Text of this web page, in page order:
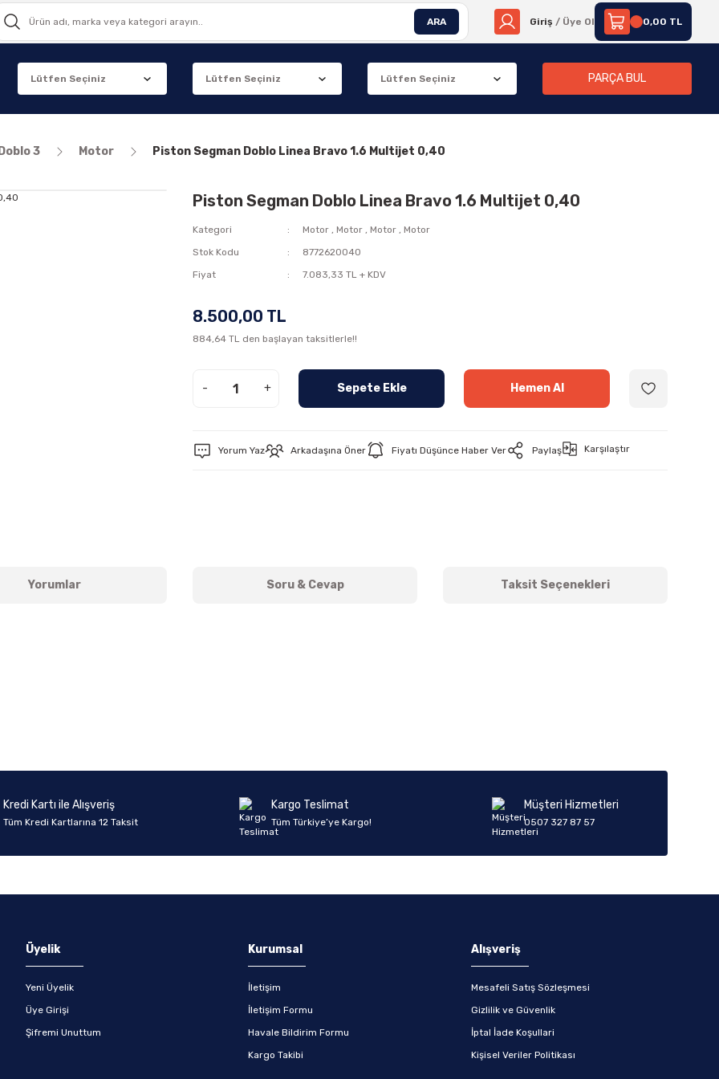
ARA Giriş / Üye Ol 0,00 TL
PARÇA BUL
Doblo 3 Motor Piston Segman Doblo Linea Bravo 1.6 Multijet 0,40
Piston Segman Doblo Linea Bravo 1.6 Multijet 0,40
Kategori Motor , Motor , Motor , Motor
Stok Kodu
8772620040
Fiyat
7.083,33 TL + KDV
8.500,00 TL
884,64 TL den başlayan taksitlerle!!
- + Sepete Ekle Hemen Al
Yorum Yaz Arkadaşına Öner Fiyatı Düşünce Haber Ver Paylaş Karşılaştır
Yorumlar Soru & Cevap Taksit Seçenekleri
Kredi Kartı ile Alışveriş
Tüm Kredi Kartlarına 12 Taksit
Kargo Teslimat
Tüm Türkiye’ye Kargo!
Müşteri Hizmetleri
0507 327 87 57
Üyelik
Yeni Üyelik
Üye Girişi
Şifremi Unuttum
Kurumsal
İletişim
İletişim Formu
Havale Bildirim Formu
Kargo Takibi
Alışveriş
Mesafeli Satış Sözleşmesi
Gizlilik ve Güvenlik
İptal İade Koşullari
Kişisel Veriler Politikası